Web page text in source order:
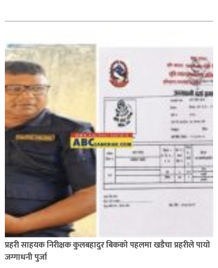
भिक्षा मागेर कारमा घुम्ने बाबाहरूलाई दाङ प्रहरीले पक्राउ,भारत
फर्कने सर्तमा रिहा,
रौतहटमा १२ हजार लिटर पेट्रोल बोकेको ट्यांकर दुर्घटनापछि
आगलागी सडक अबरुद्ध,
प्रहरी साहयक निरीक्षक कुलबहादुर बिककाे पहलमा खडैचा प्रहरीले पायाे
जग्गाधनी पुर्जा